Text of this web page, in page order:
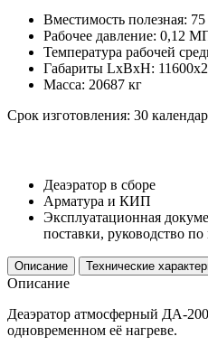
Вместимость полезная: 75
Рабочее давление: 0,12
Температура рабочей
Габариты LxBxH:
Масса: 20687 кг
Срок изготовления: 30
Деаэратор в сборе
Арматура и КИП
Эксплуатационная
поставки, руководство
Описание Технические
Описание
Деаэратор атмосферный ДА-
одновременном её нагреве.